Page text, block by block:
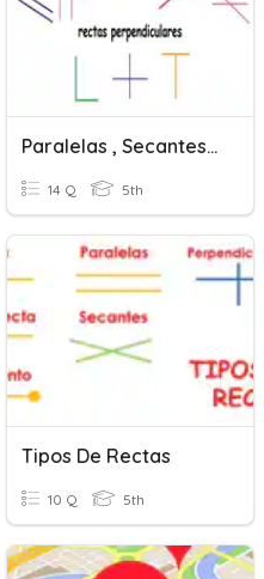
Paralelas , Secantes Y Perpendiculares
14 Q 5th
Tipos De Rectas
10 Q 5th